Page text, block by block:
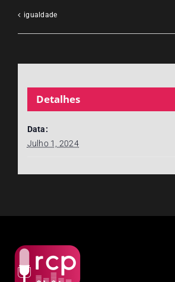
igualdade
Detalhes
Data:
Julho 1, 2024